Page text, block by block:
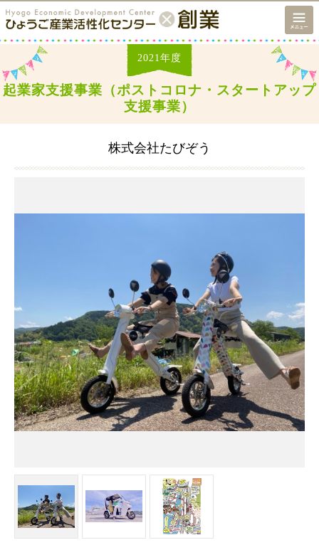
2021年度
起業家支援事業（ポストコロナ・スタートアップ
支援事業）
株式会社たびぞう